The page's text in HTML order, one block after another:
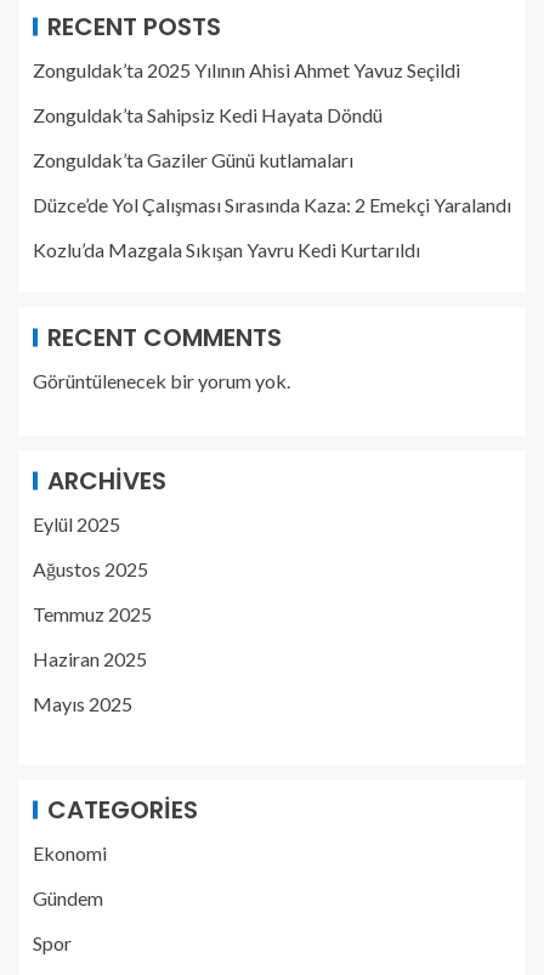
RECENT POSTS
Zonguldak’ta 2025 Yılının Ahisi Ahmet Yavuz Seçildi
Zonguldak’ta Sahipsiz Kedi Hayata Döndü
Zonguldak’ta Gaziler Günü kutlamaları
Düzce’de Yol Çalışması Sırasında Kaza: 2 Emekçi Yaralandı
Kozlu’da Mazgala Sıkışan Yavru Kedi Kurtarıldı
RECENT COMMENTS
Görüntülenecek bir yorum yok.
ARCHIVES
Eylül 2025
Ağustos 2025
Temmuz 2025
Haziran 2025
Mayıs 2025
CATEGORIES
Ekonomi
Gündem
Spor